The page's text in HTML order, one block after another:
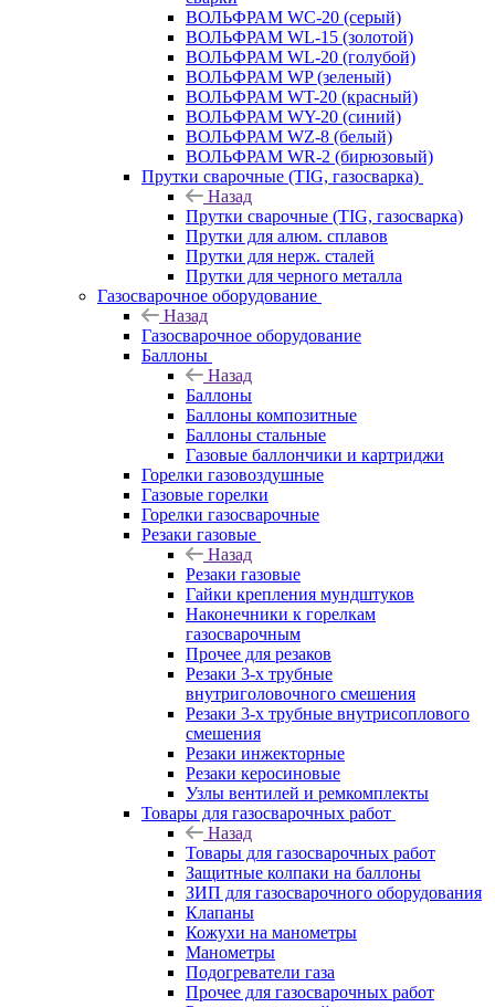
ВОЛЬФРАМ WC-20 (серый)
ВОЛЬФРАМ WL-15 (золотой)
ВОЛЬФРАМ WL-20 (голубой)
ВОЛЬФРАМ WP (зеленый)
ВОЛЬФРАМ WT-20 (красный)
ВОЛЬФРАМ WY-20 (синий)
ВОЛЬФРАМ WZ-8 (белый)
ВОЛЬФРАМ WR-2 (бирюзовый)
Прутки сварочные (TIG, газосварка)
Назад
Прутки сварочные (TIG, газосварка)
Прутки для алюм. сплавов
Прутки для нерж. сталей
Прутки для черного металла
Газосварочное оборудование
Назад
Газосварочное оборудование
Баллоны
Назад
Баллоны
Баллоны композитные
Баллоны стальные
Газовые баллончики и картриджи
Горелки газовоздушные
Газовые горелки
Горелки газосварочные
Резаки газовые
Назад
Резаки газовые
Гайки крепления мундштуков
Наконечники к горелкам
газосварочным
Прочее для резаков
Резаки 3-х трубные
внутриголовочного смешения
Резаки 3-х трубные внутрисоплового
смешения
Резаки инжекторные
Резаки керосиновые
Узлы вентилей и ремкомплекты
Товары для газосварочных работ
Назад
Товары для газосварочных работ
Защитные колпаки на баллоны
ЗИП для газосварочного оборудования
Клапаны
Кожухи на манометры
Манометры
Подогреватели газа
Прочее для газосварочных работ